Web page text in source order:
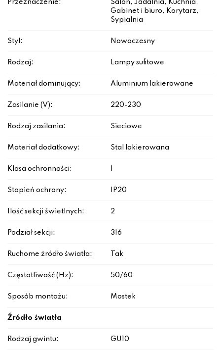
Przeznaczenie:
Salon, Jadalnia, Kuchnia,
Gabinet i biuro, Korytarz,
Sypialnia
Styl: Nowoczesny
Rodzaj: Lampy sufitowe
Materiał dominujący: Aluminium lakierowane
Zasilanie (V): 220-230
Rodzaj zasilania: Sieciowe
Materiał dodatkowy: Stal lakierowana
Klasa ochronności:
Stopień ochrony: IP20
Ilość sekcji świetlnych: 2
Podział sekcji: 3|6
Ruchome źródło światła: Tak
Częstotliwość (Hz): 50/60
Sposób montażu: Mostek
Źródło światła
Rodzaj gwintu: GU10